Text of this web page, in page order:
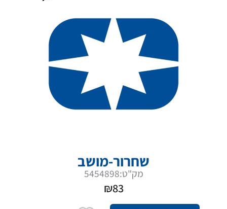
שחרור-מושב
מק"ט:5454898
₪83